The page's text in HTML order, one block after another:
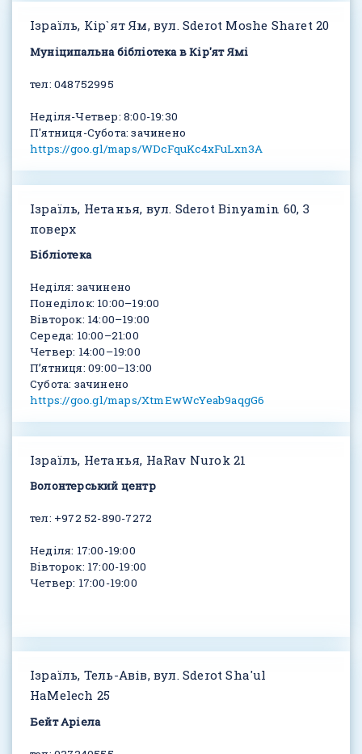
Ізраїль, Кір`ят Ям, вул. Sderot Moshe Sharet 20
Муніципальна бібліотека в Кір'ят Ямі
тел: 048752995
Неділя-Четвер: 8:00-19:30
П'ятниця-Субота: зачинено
https://goo.gl/maps/WDcFquKc4xFuLxn3A
Ізраїль, Нетанья, вул. Sderot Binyamin 60, 3
поверх
Бібліотека
Неділя: зачинено
Понеділок: 10:00–19:00
Вівторок: 14:00–19:00
Середа: 10:00–21:00
Четвер: 14:00–19:00
Пʼятниця: 09:00–13:00
Субота: зачинено
https://goo.gl/maps/XtmEwWcYeab9aqgG6
Ізраїль, Нетанья, HaRav Nurok 21
Волонтерський центр
тел: +972 52-890-7272
Неділя: 17:00-19:00
Вівторок: 17:00-19:00
Четвер: 17:00-19:00
Ізраїль, Тель-Авів, вул. Sderot Sha'ul
HaMelech 25
Бейт Аріела